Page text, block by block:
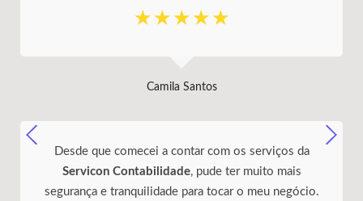
Camila Santos
☆ ☆ ☆ ☆ ☆
Desde que comecei a contar com os serviços da
Servicon Contabilidade, pude ter muito mais
segurança e tranquilidade para tocar o meu negócio.